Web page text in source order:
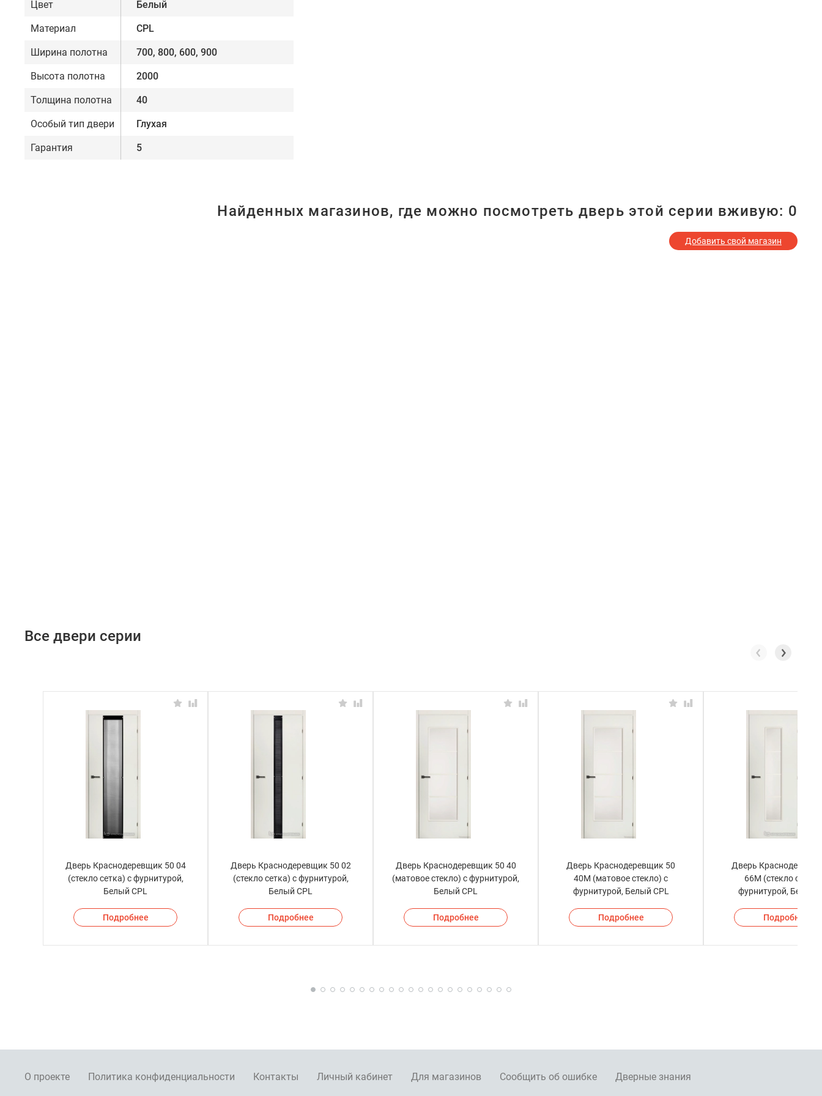
Цвет Белый
Материал CPL
Ширина полотна 700, 800, 600, 900
Высота полотна 2000
Толщина полотна 40
Особый тип двери Глухая
Гарантия 5
Найденных магазинов, где можно посмотреть дверь этой серии вживую: 0
Добавить свой магазин
Все двери серии
Дверь Краснодеревщик 50 04
(стекло сетка) с фурнитурой,
Белый CPL
Подробнее
Дверь Краснодеревщик 50 02
(стекло сетка) с фурнитурой,
Белый CPL
Подробнее
Дверь Краснодеревщик 50 40
(матовое стекло) с фурнитурой,
Белый CPL
Подробнее
Дверь Краснодеревщик 50
40М (матовое стекло) с
фурнитурой, Белый CPL
Подробнее
Дверь
66М (стекло
фурнитурой, Белый
Подробнее
О проекте Политика конфиденциальности Контакты Личный кабинет Для магазинов Сообщить об ошибке Дверные знания